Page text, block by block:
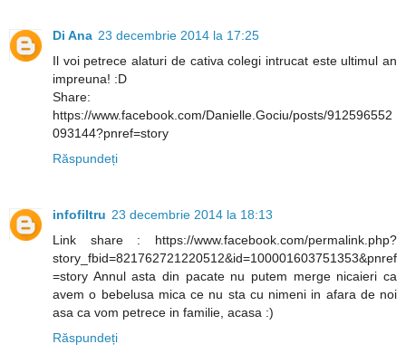
Di Ana 23 decembrie 2014 la 17:25
Il voi petrece alaturi de cativa colegi intrucat este ultimul an
impreuna! :D
Share:
https://www.facebook.com/Danielle.Gociu/posts/912596552
093144?pnref=story
Răspundeți
infofiltru 23 decembrie 2014 la 18:13
Link share : https://www.facebook.com/permalink.php?
story_fbid=821762721220512&id=100001603751353&pnref
=story Annul asta din pacate nu putem merge nicaieri ca
avem o bebelusa mica ce nu sta cu nimeni in afara de noi
asa ca vom petrece in familie, acasa :)
Răspundeți